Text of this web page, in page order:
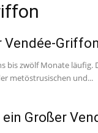
bis zwölf Monate
metöstrusischen und...
Großer